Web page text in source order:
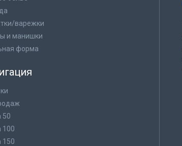
варежки
и манишки
форма
50
100
150